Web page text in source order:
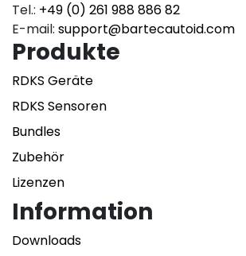
Tel.: +49 (0) 261 988 886 82
E-mail: support@bartecautoid.com
Produkte
RDKS Geräte
RDKS Sensoren
Bundles
Zubehör
Lizenzen
Information
Downloads